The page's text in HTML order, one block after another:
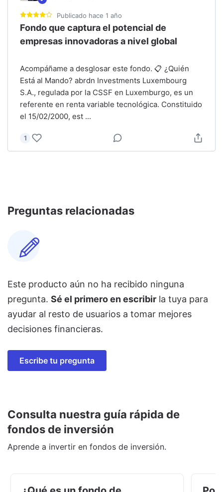
Publicado hace 1 año
Fondo que captura el potencial de
empresas innovadoras a nivel global
Acompáñame a desglosar este fondo. 📋 ¿Quién
Está al Mando? abrdn Investments Luxembourg
S.A., regulada por la CSSF en Luxemburgo, es un
referente en renta variable tecnológica. Constituido
el 15/02/2000, est ...
1
Preguntas relacionadas
Este producto aún no ha recibido ninguna
pregunta. Sé el primero en escribir la tuya para
ayudar al resto de usuarios a tomar mejores
decisiones financieras.
Escribe tu pregunta
Consulta nuestra guía rápida de
fondos de inversión
Aprende a invertir en fondos de inversión.